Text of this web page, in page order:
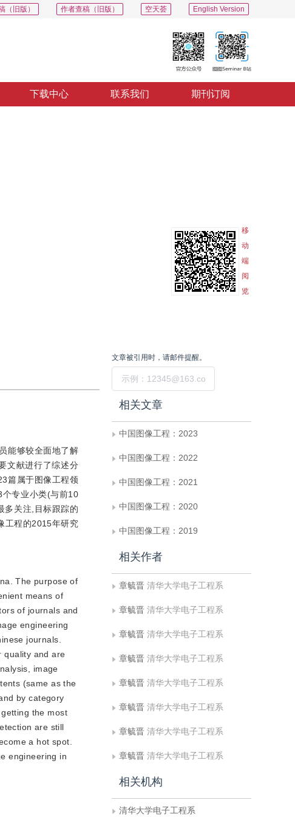
English Version
空天荟
作者查稿（旧版）
（旧版）
下载中心 联系我们 期刊订阅
移
动
端
阅
览
能够较全面地了解
文献进行了综述分
篇属于图像工程领
个专业小类(与前10
多关注,目标跟踪的
工程的2015年研究
The purpose of
means of
of journals and
engineering
journals.
quality and are
image
(same as the
by category
the most
are still
a hot spot.
engineering in
文章被引用时，请邮件提醒。
相关文章
中国图像工程：2023
中国图像工程：2022
中国图像工程：2021
中国图像工程：2020
中国图像工程：2019
相关作者
章毓晋 清华大学电子工程系
章毓晋 清华大学电子工程系
章毓晋 清华大学电子工程系
章毓晋 清华大学电子工程系
章毓晋 清华大学电子工程系
章毓晋 清华大学电子工程系
章毓晋 清华大学电子工程系
章毓晋 清华大学电子工程系
相关机构
清华大学电子工程系